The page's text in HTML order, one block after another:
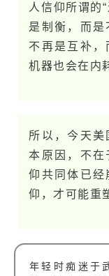
人信仰所谓的
是制衡，而是
不再是互补，
机器也会在内
所以，今天美
本原因，不在
仰共同体已经
仰，才可能重
年轻时痴迷于